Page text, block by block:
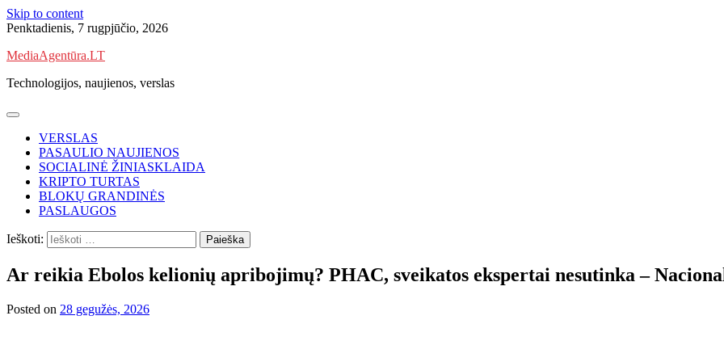
Skip to content
Penktadienis, 7 rugpjūčio, 2026
MediaAgentūra.LT
Technologijos, naujienos, verslas
VERSLAS
PASAULIO NAUJIENOS
SOCIALINĖ ŽINIASKLAIDA
KRIPTO TURTAS
BLOKŲ GRANDINĖS
PASLAUGOS
Ieškoti:
Ar reikia Ebolos kelionių apribojimų? PHAC, sveikatos ekspertai nesutinka –
Posted on 28 gegužės, 2026